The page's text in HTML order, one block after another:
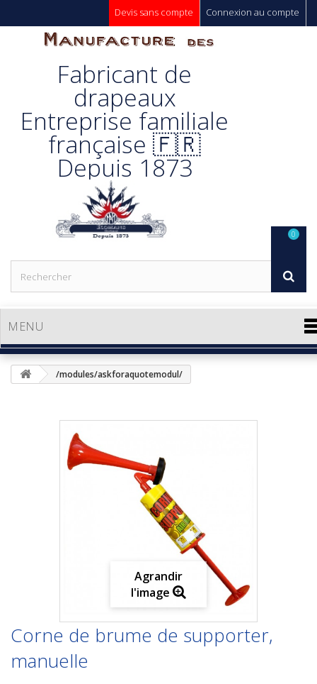
Connexion au compte
Devis sans compte
Manufacture
Des
Drapeaux
Unic s.a.
Fabricant de
drapeaux
Entreprise familiale
française 🇫🇷
Depuis 1873
MENU
0
/modules/askforaquotemodul/
Agrandir
l'image
Corne de brume de supporter,
manuelle